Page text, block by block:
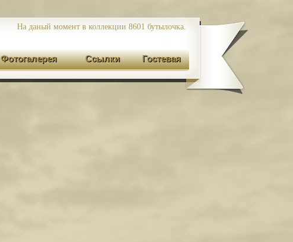
На даный момент в коллекции 8601 бутылочка.
Фотогалерея Ссылки Гостевая